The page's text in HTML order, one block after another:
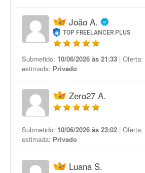
João A.
TOP FREELANCER PLUS
Submetido: 10/06/2026 às 21:33 | Oferta:
estimada: Privado
Zero27 A.
Submetido: 10/06/2026 às 23:02 | Oferta:
estimada: Privado
Luana S.